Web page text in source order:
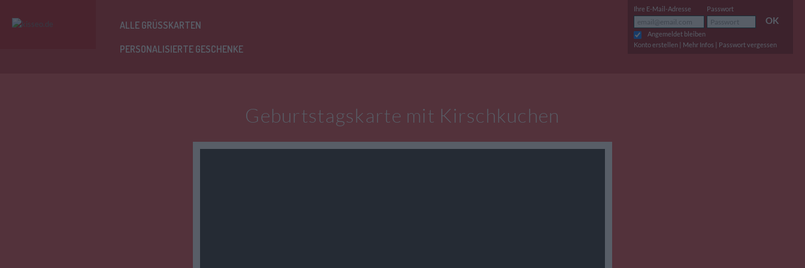
ALLE GRÜSSKARTEN
PERSONALISIERTE GESCHENKE
Ihre E-Mail-Adresse Passwort
OK
Angemeldet bleiben
Konto erstellen | Mehr Infos | Passwort vergessen
Geburtstagskarte mit Kirschkuchen